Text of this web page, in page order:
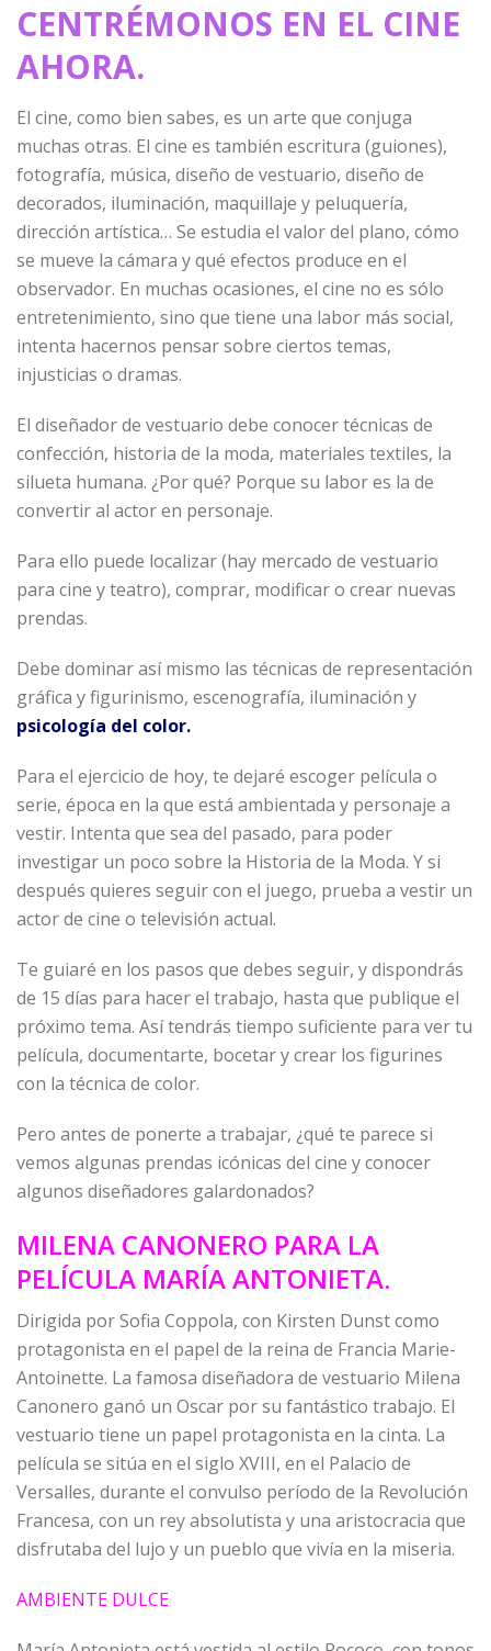
CENTRÉMONOS EN EL CINE
AHORA.
El cine, como bien sabes, es un arte que conjuga
muchas otras. El cine es también escritura (guiones),
fotografía, música, diseño de vestuario, diseño de
decorados, iluminación, maquillaje y peluquería,
dirección artística… Se estudia el valor del plano, cómo
se mueve la cámara y qué efectos produce en el
observador. En muchas ocasiones, el cine no es sólo
entretenimiento, sino que tiene una labor más social,
intenta hacernos pensar sobre ciertos temas,
injusticias o dramas.
El diseñador de vestuario debe conocer técnicas de
confección, historia de la moda, materiales textiles, la
silueta humana. ¿Por qué? Porque su labor es la de
convertir al actor en personaje.
Para ello puede localizar (hay mercado de vestuario
para cine y teatro), comprar, modificar o crear nuevas
prendas.
Debe dominar así mismo las técnicas de representación
gráfica y figurinismo, escenografía, iluminación y
psicología del color.
Para el ejercicio de hoy, te dejaré escoger película o
serie, época en la que está ambientada y personaje a
vestir. Intenta que sea del pasado, para poder
investigar un poco sobre la Historia de la Moda. Y si
después quieres seguir con el juego, prueba a vestir un
actor de cine o televisión actual.
Te guiaré en los pasos que debes seguir, y dispondrás
de 15 días para hacer el trabajo, hasta que publique el
próximo tema. Así tendrás tiempo suficiente para ver tu
película, documentarte, bocetar y crear los figurines
con la técnica de color.
Pero antes de ponerte a trabajar, ¿qué te parece si
vemos algunas prendas icónicas del cine y conocer
algunos diseñadores galardonados?
MILENA CANONERO PARA LA
PELÍCULA MARÍA ANTONIETA.
Dirigida por Sofia Coppola, con Kirsten Dunst como
protagonista en el papel de la reina de Francia Marie-
Antoinette. La famosa diseñadora de vestuario Milena
Canonero ganó un Oscar por su fantástico trabajo. El
vestuario tiene un papel protagonista en la cinta. La
película se sitúa en el siglo XVIII, en el Palacio de
Versalles, durante el convulso período de la Revolución
Francesa, con un rey absolutista y una aristocracia que
disfrutaba del lujo y un pueblo que vivía en la miseria.
AMBIENTE DULCE